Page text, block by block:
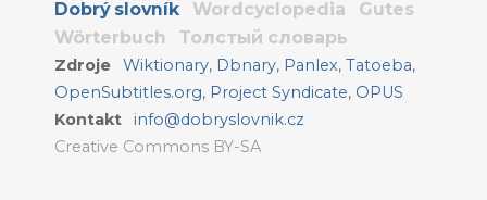
Dobrý slovník Wordcyclopedia
Gutes
Wörterbuch
Толстый словарь
Zdroje Wiktionary, Dbnary, Panlex,Tatoeba,
OpenSubtitles.org, Project Syndicate, OPUS
Kontakt
info@dobryslovnik.cz
Creative Commons BY-SA